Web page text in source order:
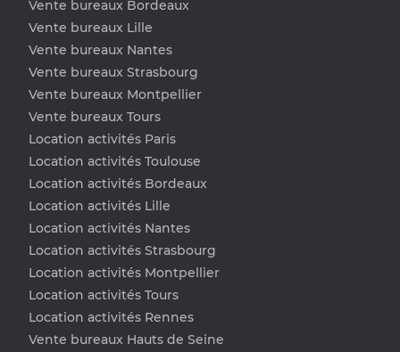
Vente bureaux Bordeaux
Vente bureaux Lille
Vente bureaux Nantes
Vente bureaux Strasbourg
Vente bureaux Montpellier
Vente bureaux Tours
Location activités Paris
Location activités Toulouse
Location activités Bordeaux
Location activités Lille
Location activités Nantes
Location activités Strasbourg
Location activités Montpellier
Location activités Tours
Location activités Rennes
Vente bureaux Hauts de Seine